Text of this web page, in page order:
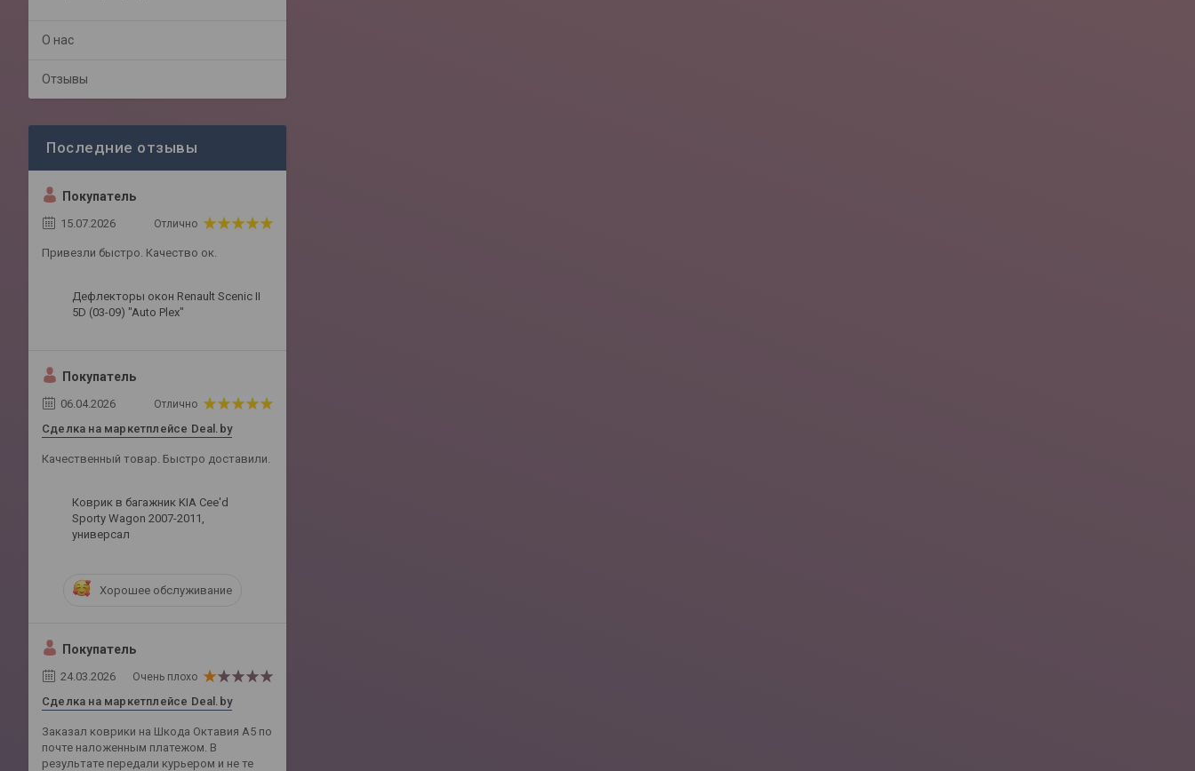
О нас
Отзывы
Покупатель
15.07.2026 Отлично
Привезли быстро. Качество ок.
Дефлекторы окон Renault Scenic II
5D (03-09) "Auto Plex"
Покупатель
06.04.2026 Отлично
Сделка на маркетплейсе Deal.by
Качественный товар. Быстро доставили.
Коврик в багажник KIA Cee'd
Sporty Wagon 2007-2011,
универсал
Хорошее обслуживание
Покупатель
24.03.2026 Очень плохо
Сделка на маркетплейсе Deal.by
Заказал коврики на Шкода Октавия А5 по
почте наложенным платежом. В
результате передали курьером и не те